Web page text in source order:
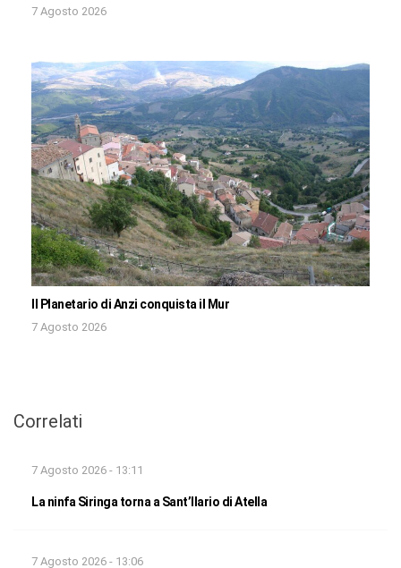
7 Agosto 2026
Il Planetario di Anzi conquista il Mur
7 Agosto 2026
Correlati
7 Agosto 2026 - 13:11
La ninfa Siringa torna a Sant’Ilario di Atella
7 Agosto 2026 - 13:06